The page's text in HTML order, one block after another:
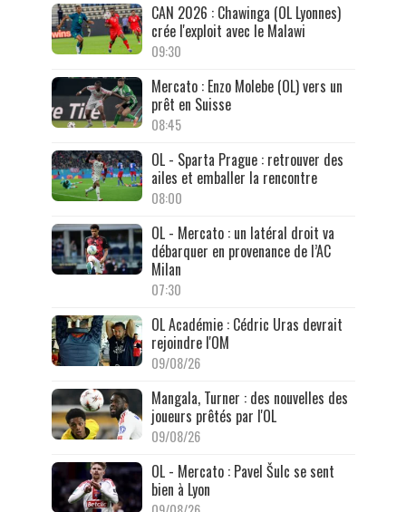
CAN 2026 : Chawinga (OL Lyonnes)
crée l'exploit avec le Malawi
09:30
Mercato : Enzo Molebe (OL) vers un
prêt en Suisse
08:45
OL - Sparta Prague : retrouver des
ailes et emballer la rencontre
08:00
OL - Mercato : un latéral droit va
débarquer en provenance de l’AC
Milan
07:30
OL Académie : Cédric Uras devrait
rejoindre l'OM
09/08/26
Mangala, Turner : des nouvelles des
joueurs prêtés par l'OL
09/08/26
OL - Mercato : Pavel Šulc se sent
bien à Lyon